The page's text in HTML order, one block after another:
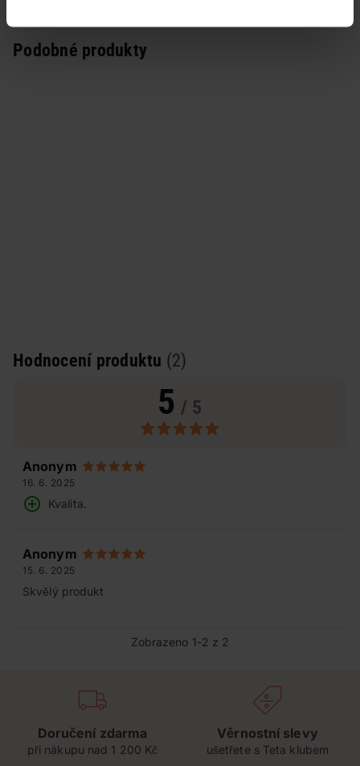
Podobné produkty
Hodnocení produktu (2)
5 / 5
Anonym
16. 6. 2025
Kvalita.
Anonym
15. 6. 2025
Skvělý produkt
Zobrazeno 1-2 z 2
Doručení zdarma
při nákupu nad 1 200 Kč
Věrnostní slevy
ušetřete s Teta klubem